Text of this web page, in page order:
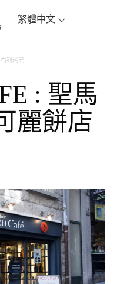
繁體中文
布列塔尼
麗餅店